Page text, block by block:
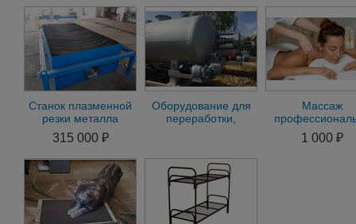
Станок плазменной
резки металла
315 000 ₽
Оборудование для
переработки,
Массаж
для мужчин
1 000 ₽